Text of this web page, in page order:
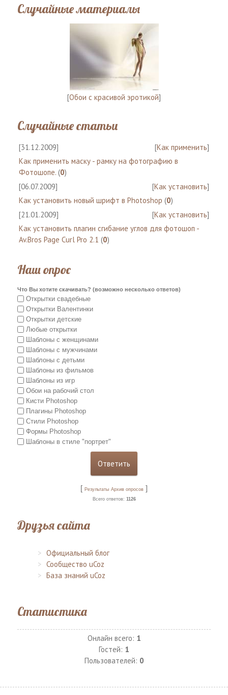
Случайные материалы
[Обои с красивой эротикой]
Случайные статьи
[31.12.2009] [Как применить]
Как применить маску - рамку на фотографию в
Фотошопе. (0)
[06.07.2009]
[Как установить]
Как установить новый шрифт в Photoshop (0)
[21.01.2009]
[Как установить]
Как установить плагин сгибание углов для фотошоп -
Av.Bros Page Curl Pro 2.1 (0)
Наш опрос
Что Вы хотите скачивать? (возможно несколько ответов)
Открытки свадебные
Открытки Валентинки
Открытки детские
Любые открытки
Шаблоны с женщинами
Шаблоны с мужчинами
Шаблоны с детьми
Шаблоны из фильмов
Шаблоны из игр
Обои на рабочий стол
Кисти Photoshop
Плагины Photoshop
Стили Photoshop
Формы Photoshop
Шаблоны в стиле "портрет"
[ Результаты Архив опросов ]
Всего ответов: 1126
Друзья сайта
Официальный блог
Сообщество uCoz
База знаний uCoz
Статистика
Онлайн всего: 1
Гостей: 1
Пользователей: 0